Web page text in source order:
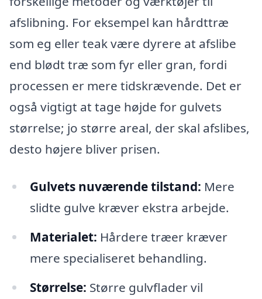
afslibning. For eksempel kan hårdttræ
som eg eller teak være dyrere at afslibe
end blødt træ som fyr eller gran, fordi
processen er mere tidskrævende. Det er
også vigtigt at tage højde for gulvets
størrelse; jo større areal, der skal afslibes,
desto højere bliver prisen.
Gulvets nuværende tilstand: Mere
slidte gulve kræver ekstra arbejde.
Materialet: Hårdere træer kræver
mere specialiseret behandling.
Størrelse: Større gulvflader vil